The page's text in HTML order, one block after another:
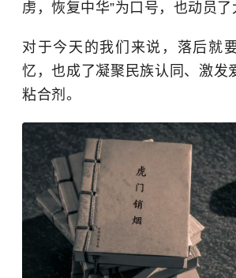
虏，恢复中华”为口号，也动员了
对于今天的我们来说，落后就
忆，也成了凝聚民族认同、激发
粘合剂。